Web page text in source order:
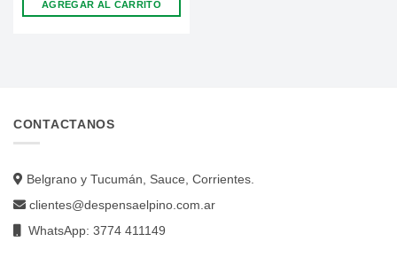
AGREGAR AL CARRITO
CONTACTANOS
Belgrano y Tucumán, Sauce, Corrientes.
clientes@despensaelpino.com.ar
WhatsApp: 3774 411149